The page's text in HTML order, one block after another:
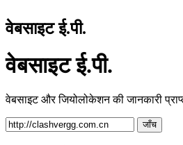
वेबसाइट ई.पी.
वेबसाइट ई.पी.
वेबसाइट और जियोलोकेशन की जानकारी
जाँच